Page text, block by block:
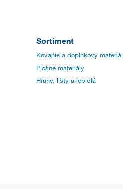
Sortiment
Kovanie a doplnkový materiál
Plošné materiály
Hrany, lišty a lepidlá